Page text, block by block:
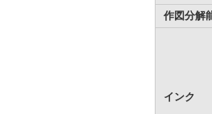
作図分解
インク